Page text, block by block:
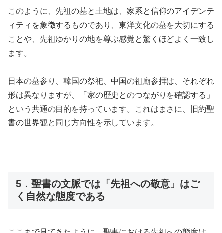
このように、先祖の墓と土地は、家系と信仰のアイデンテ
ィティを象徴するものであり、東洋文化の墓を大切にする
ことや、先祖ゆかりの地を尊ぶ感覚と驚くほどよく一致し
ます。
日本の墓参り、韓国の祭祀、中国の祖廟参拝は、それぞれ
形は異なりますが、「家の歴史とのつながりを確認する」
という共通の目的を持っています。これはまさに、旧約聖
書の世界観と同じ方向性を示しています。
5．聖書の文脈では「先祖への敬意」はご
く自然な態度である